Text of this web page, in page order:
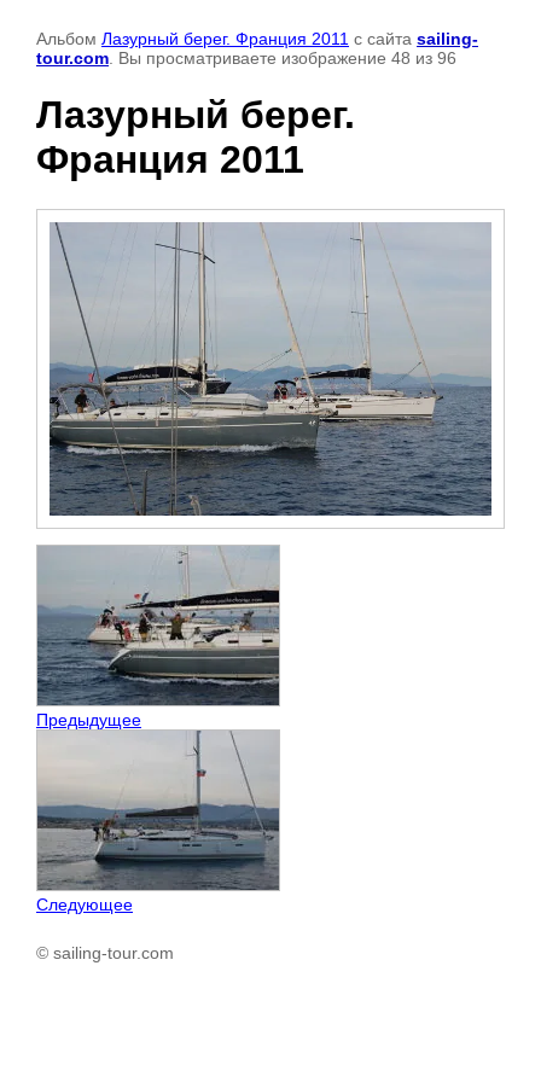
Альбом Лазурный берег. Франция 2011 с сайта sailing-
tour.com . Вы просматриваете изображение 48 из 96
Лазурный берег.
Франция 2011
Предыдущее
Следующее
© sailing-tour.com